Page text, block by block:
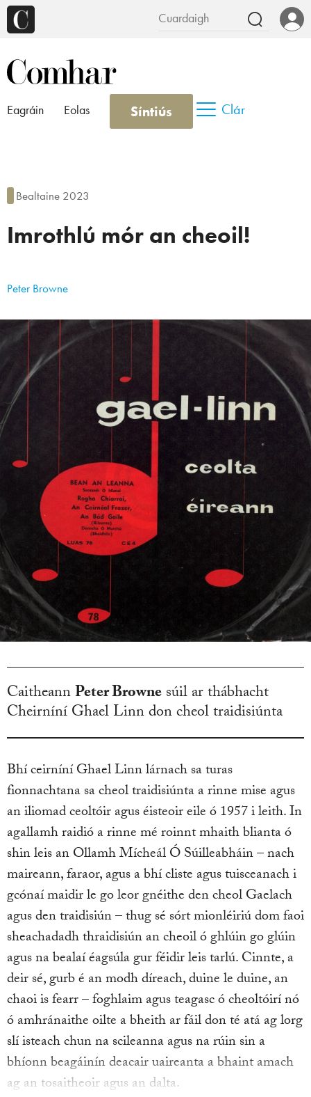
Eagráin Eolas Síntiús Clár
Imrothlú mór an cheoil!
Bealtaine 2023
Peter Browne
CaitheannPeter Brownesúil ar thábhacht
Cheirníní Ghael Linn don cheol traidisiúnta
Bhí ceirníní Ghael Linn lárnach sa turas
fionnachtana sa cheol traidisiúnta a rinne mise agus
an iliomad ceoltóir agus éisteoir eile ó 1957 i leith. In
agallamh raidió a rinne mé roinnt mhaith blianta ó
shin leis an Ollamh Mícheál Ó Súilleabháin – nach
maireann, faraor, agus a bhí cliste agus tuisceanach i
gcónaí maidir le go leor gnéithe den cheol Gaelach
agus den traidisiún – thug sé sórt mionléiriú dom faoi
sheachadadh thraidisiún an cheoil ó ghlúin go glúin
agus na bealaí éagsúla gur féidir leis tarlú. Cinnte, a
deir sé, gurb é an modh díreach, duine le duine, an
chaoi is fearr – foghlaim agus teagasc ó cheoltóirí nó
ó amhránaithe oilte a bheith ar fáil don té atá ag lorg
slí isteach chun na scileanna agus na rúin sin a
bhíonn beagáinín deacair uaireanta a bhaint amach
ag an tosaitheoir agus an dalta.